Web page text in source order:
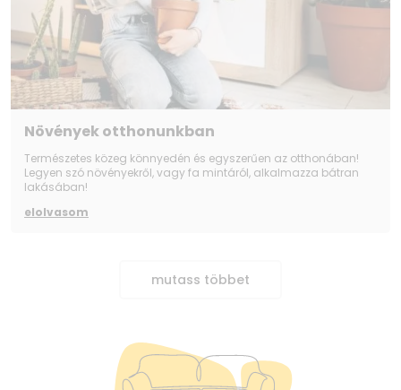
Növények otthonunkban
Természetes közeg könnyedén és egyszerűen az otthonában!
Legyen szó növényekről, vagy fa mintáról, alkalmazza bátran
lakásában!
elolvasom
mutass többet